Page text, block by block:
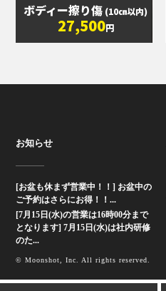
ボディー擦り傷 (10㎝以内)
27,500円
お知らせ
[お盆も休まず営業中！！] お盆中の
ご予約はさらにお得！！...
[7月15日(水)の営業は16時00分まで
となります] 7月15日(水)は社内研修
のた...
© Moonshot, Inc. All rights reserved.